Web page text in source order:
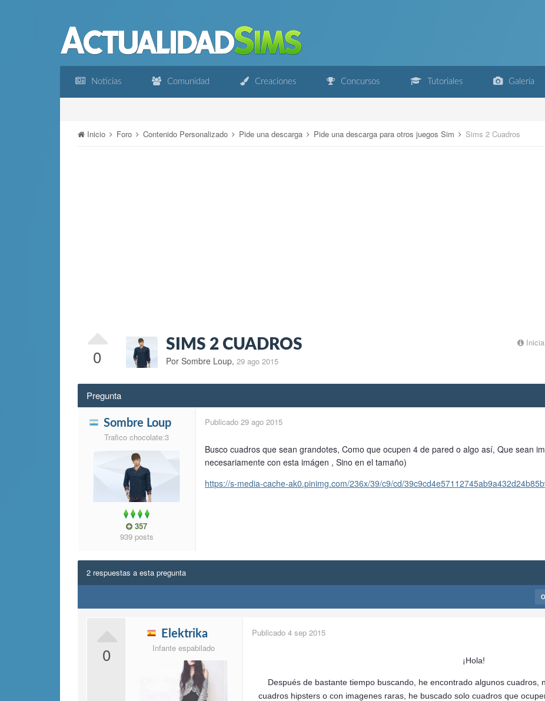
Noticias Comunidad Creaciones Concursos Tutoriales Galería
Inicio Foro Contenido Personalizado Pide una descarga Pide una descarga para otros juegos Sim Sims 2 Cuadros
0
SIMS 2 CUADROS
Por Sombre Loup, 29 ago 2015
Pregunta
Sombre Loup
Trafico chocolate:3
357
939 posts
Publicado 29 ago 2015
Busco cuadros que sean grandotes, Como que ocupen 4 de pared o algo así, Que sean
necesariamente con esta imágen , Sino en el tamaño)
https://s-media-cache-ak0.pinimg.com/236x/39/c9/cd/
2 respuestas a esta pregunta
0
Elektrika
Infante espabilado
Publicado 4 sep 2015
¡Hola!
Después de bastante tiempo buscando, he encontrado algunos cuadros,
cuadros hipsters o con imagenes raras, he buscado solo cuadros que